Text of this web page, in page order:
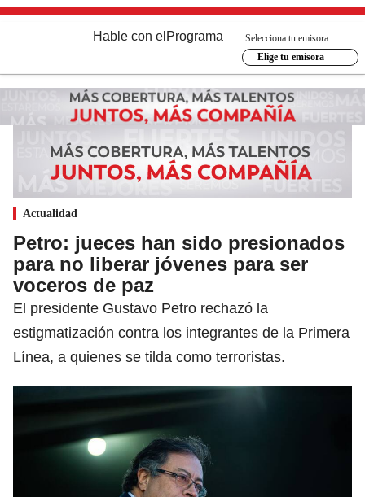
Hable con el Programa
Selecciona tu emisora
Elige tu emisora
Actualidad
Petro: jueces han sido presionados
para no liberar jóvenes para ser
voceros de paz
El presidente Gustavo Petro rechazó la
estigmatización contra los integrantes de la Primera
Línea, a quienes se tilda como terroristas.